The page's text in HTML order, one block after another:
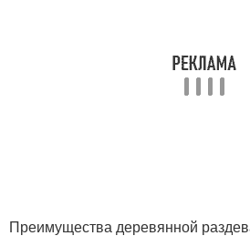
Преимущества деревянной